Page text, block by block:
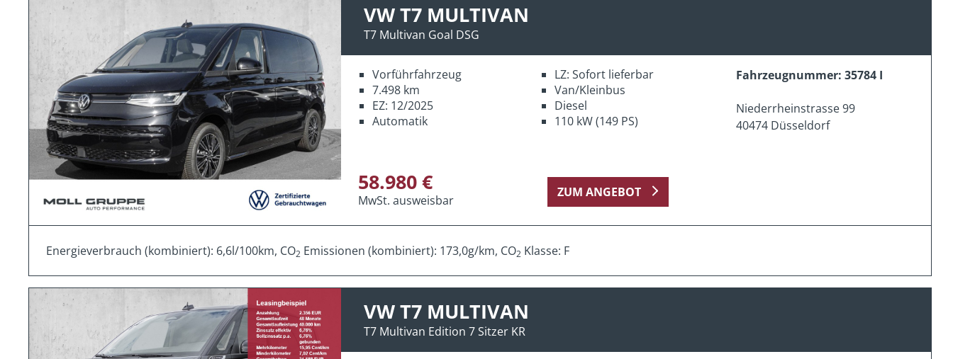
VW T7 MULTIVAN
T7 Multivan Goal DSG
Vorführfahrzeug
7.498 km
EZ: 12/2025
Automatik
LZ: Sofort lieferbar
Van/Kleinbus
Diesel
110 kW (149 PS)
Fahrzeugnummer: 35784 I
Niederrheinstrasse 99
40474 Düsseldorf
58.980 €
MwSt. ausweisbar
ZUM ANGEBOT
Energieverbrauch (kombiniert): 6,6l/100km, CO2 Emissionen (kombiniert): 173,0g/km, CO2 Klasse: F
VW T7 MULTIVAN
T7 Multivan Edition 7 Sitzer KR